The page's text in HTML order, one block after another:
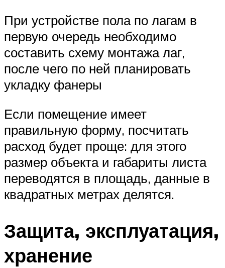
При устройстве пола по лагам в
первую очередь необходимо
составить схему монтажа лаг,
после чего по ней планировать
укладку фанеры
Если помещение имеет
правильную форму, посчитать
расход будет проще: для этого
размер объекта и габариты листа
переводятся в площадь, данные в
квадратных метрах делятся.
Защита, эксплуатация,
хранение